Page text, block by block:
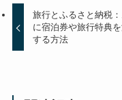
旅行とふるさと納税
に宿泊券や旅行特典
する方法